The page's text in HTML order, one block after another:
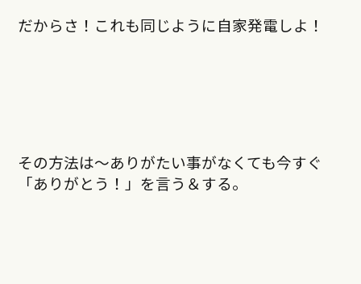
だからさ！これも同じように自家発電しよ！
その方法は～ありがたい事がなくても今すぐ
「ありがとう！」を言う＆する。